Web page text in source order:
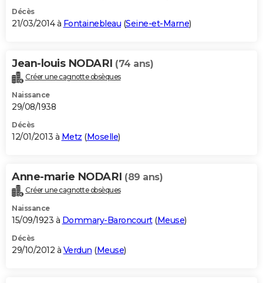
Décès
21/03/2014 à Fontainebleau (Seine-et-Marne)
Jean-louis NODARI (74 ans)
Créer une cagnotte obsèques
Naissance
29/08/1938
Décès
12/01/2013 à Metz (Moselle)
Anne-marie NODARI (89 ans)
Créer une cagnotte obsèques
Naissance
15/09/1923 à Dommary-Baroncourt(Meuse)
Décès
29/10/2012 à Verdun (Meuse)